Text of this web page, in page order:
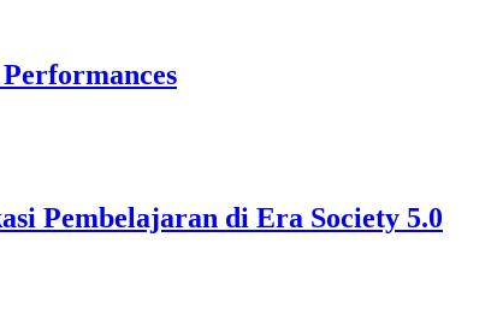
Pembelajaran di Era Society 5.0